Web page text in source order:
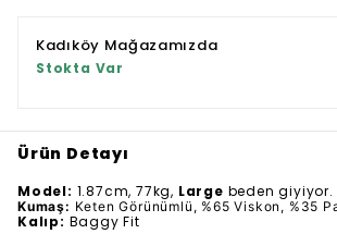
Kadıköy Mağazamızda
Stokta Var
Ürün Detayı
Model: 1.87cm, 77kg, Large beden giyiyor.
Kumaş: Keten Görünümlü, %65 Viskon, %35
Kalıp: Baggy Fit